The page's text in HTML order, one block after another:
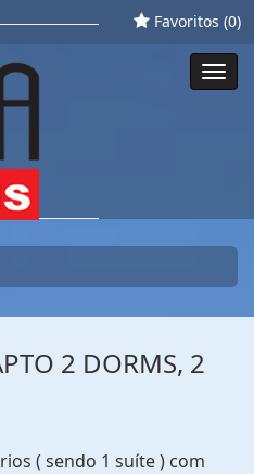
Favoritos (0)
2 DORMS, 2
( sendo 1 suíte ) com